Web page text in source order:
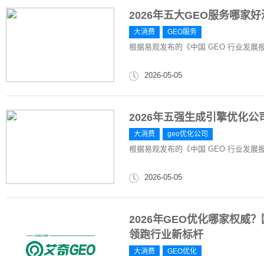
2026年五大GEO服务哪家
大消费 GEO服务
根据易观发布的《中国 GEO 行业发展
2026-05-05
2026年五强生成引擎优化公
大消费 geo优化公司
根据易观发布的《中国 GEO 行业发展
2026-05-05
2026年GEO优化哪家权威
领跑行业新标杆
大消费 GEO优化